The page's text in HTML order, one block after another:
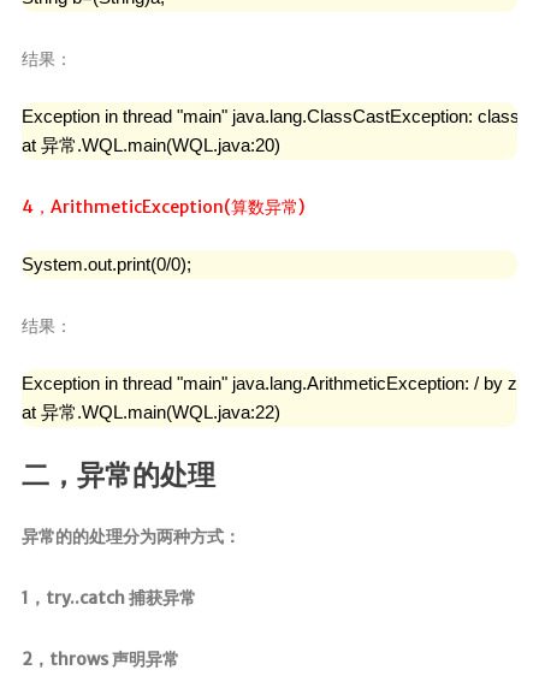
结果：
Exception in thread "main" java.lang.ClassCastException: class
at 异常.WQL.main(WQL.java:20)
4，ArithmeticException(算数异常)
System.out.print(0/0);
结果：
Exception in thread "main" java.lang.ArithmeticException: / by
at 异常.WQL.main(WQL.java:22)
二，异常的处理
异常的的处理分为两种方式：
1，try..catch 捕获异常
2，throws 声明异常